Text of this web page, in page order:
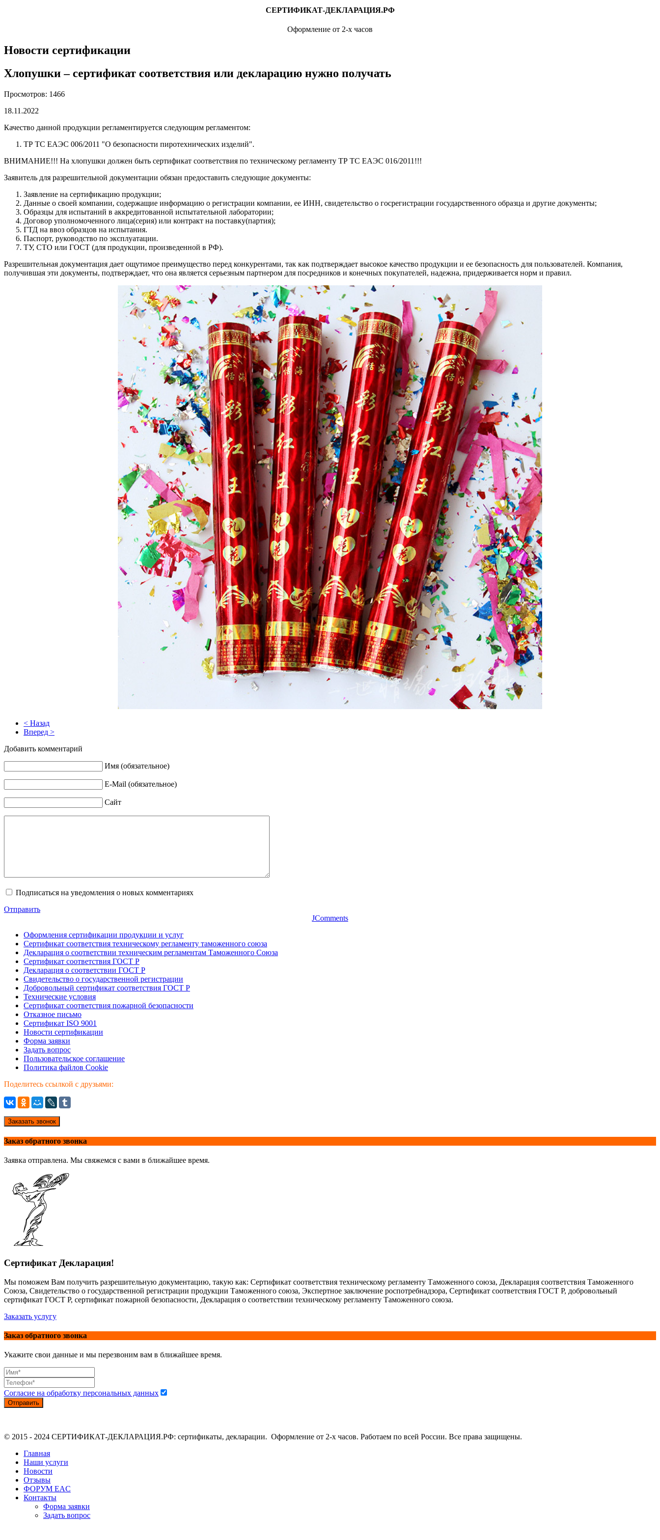
СЕРТИФИКАТ-ДЕКЛАРАЦИЯ.РФ
Оформление от 2-х часов
Новости сертификации
Хлопушки – сертификат соответствия или декларацию нужно получать
Просмотров: 1466
18.11.2022
Качество данной продукции регламентируется следующим регламентом:
ТР ТС ЕАЭС 006/2011 "О безопасности пиротехнических изделий".
ВНИМАНИЕ!!! На хлопушки должен быть сертификат соответствия по техническому регламенту ТР ТС ЕАЭС 016/2011!!!
Заявитель для разрешительной документации обязан предоставить следующие документы:
Заявление на сертификацию продукции;
Данные о своей компании, содержащие информацию о регистрации компании, ее ИНН, свидетельство о госрегистрации государственного образца и другие документы;
Образцы для испытаний в аккредитованной испытательной лаборатории;
Договор уполномоченного лица(серия) или контракт на поставку(партия);
ГТД на ввоз образцов на испытания.
Паспорт, руководство по эксплуатации.
ТУ, СТО или ГОСТ (для продукции, произведенной в РФ).
Разрешительная документация дает ощутимое преимущество перед конкурентами, так как подтверждает высокое качество продукции и ее безопасность для пользователей. Компания,
получившая эти документы, подтверждает, что она является серьезным партнером для посредников и конечных покупателей, надежна, придерживается норм и правил.
< Назад
Вперед >
Добавить комментарий
Имя (обязательное)
E-Mail (обязательное)
Сайт
Подписаться на уведомления о новых комментариях
Отправить
JComments
Оформления сертификации продукции и услуг
Сертификат соответствия техническому регламенту таможенного союза
Декларация о соответствии техническим регламентам Таможенного Союза
Сертификат соответствия ГОСТ Р
Декларация о соответствии ГОСТ Р
Свидетельство о государственной регистрации
Добровольный сертификат соответствия ГОСТ Р
Технические условия
Сертификат соответствия пожарной безопасности
Отказное письмо
Сертификат ISO 9001
Новости сертификации
Форма заявки
Задать вопрос
Пользовательское соглашение
Политика файлов Cookie
Поделитесь ссылкой с друзьями:
Заказать звонок
Заказ обратного звонка
Заявка отправлена. Мы свяжемся с вами в ближайшее время.
Сертификат Декларация!
Мы поможем Вам получить разрешительную документацию, такую как: Сертификат соответствия техническому регламенту Таможенного союза, Декларация соответствия Таможенного
Союза, Свидетельство о государственной регистрации продукции Таможенного союза, Экспертное заключение роспотребнадзора, Сертификат соответствия ГОСТ Р, добровольный
сертификат ГОСТ Р, сертификат пожарной безопасности, Декларация о соответствии техническому регламенту Таможенного союза.
Заказать услугу
Заказ обратного звонка
Укажите свои данные и мы перезвоним вам в ближайшее время.
Согласие на обработку персональных данных
Отправить
© 2015 - 2024 СЕРТИФИКАТ-ДЕКЛАРАЦИЯ.РФ: сертификаты, декларации. Оформление от 2-х часов. Работаем по всей России. Все права защищены.
Главная
Наши услуги
Новости
Отзывы
ФОРУМ EAC
Контакты
Форма заявки
Задать вопрос